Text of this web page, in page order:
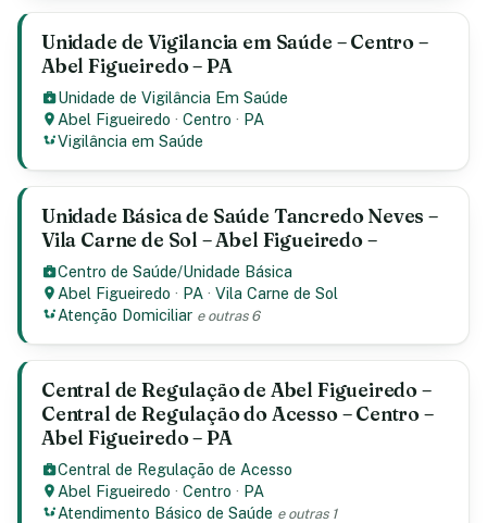
Unidade de Vigilancia em Saúde – Centro –
Abel Figueiredo – PA
Unidade de Vigilância Em Saúde
Abel Figueiredo ·Centro · PA
Vigilância em Saúde
Unidade Básica de Saúde Tancredo Neves –
Vila Carne de Sol – Abel Figueiredo –
Centro de Saúde/Unidade Básica
Abel Figueiredo · PA ·Vila Carne de Sol
Atenção Domiciliar e outras 6
Central de Regulação de Abel Figueiredo –
Central de Regulação do Acesso – Centro –
Abel Figueiredo – PA
Central de Regulação de Acesso
Abel Figueiredo ·Centro · PA
Atendimento Básico de Saúde e outras 1